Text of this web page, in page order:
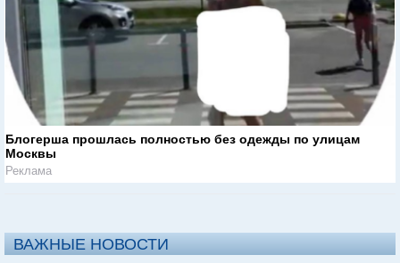
Блогерша прошлась полностью без одежды по улицам
Москвы
Реклама
ВАЖНЫЕ НОВОСТИ